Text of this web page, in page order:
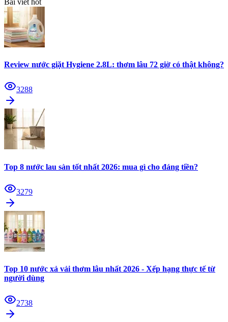
Review nước giặt Hygiene 2.8L: thơm lâu 72 giờ có thật không?
3288
Top 8 nước lau sàn tốt nhất 2026: mua gì cho đáng tiền?
3279
Top 10 nước xả vải thơm lâu nhất 2026 - Xếp hạng thực tế từ
người dùng
2738